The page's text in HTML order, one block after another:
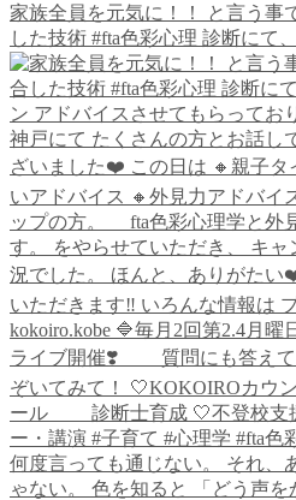
家族全員を元気に！！ と言う事
した技術 #fta色彩心理 診断にて
何度言っても通じない。 それ、
ゃない。 色を知ると 「どう声を